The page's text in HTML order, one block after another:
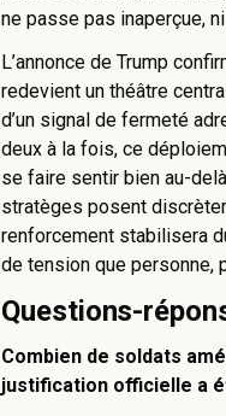
ne passe pas inaperçue,
L’annonce de Trump
redevient un théâtre
d’un signal de fermeté
deux à la fois, ce
se faire sentir bien au-
stratèges posent
renforcement stabilisera
de tension que personne,
Questions-
Combien de soldats
justification officielle a